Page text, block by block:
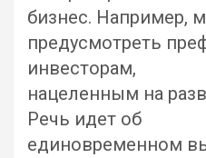
бизнес. Например,
предусмотреть
инвесторам,
нацеленным на
Речь идет об
единовременном